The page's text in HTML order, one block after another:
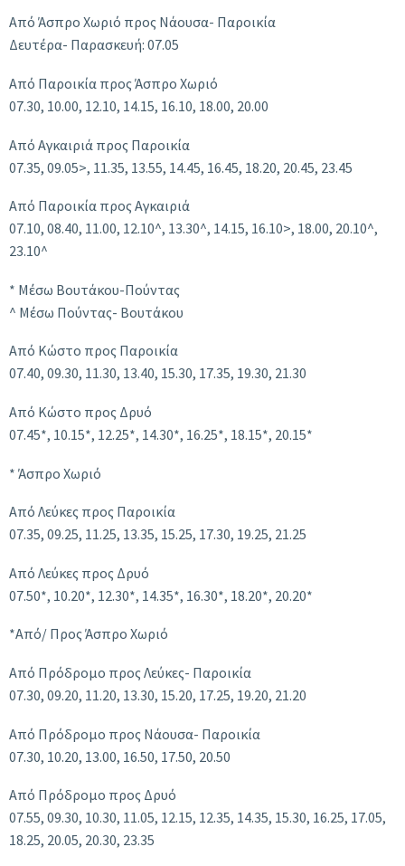
Από Άσπρο Χωριό προς Νάουσα- Παροικία
Δευτέρα- Παρασκευή: 07.05
Από Παροικία προς Άσπρο Χωριό
07.30, 10.00, 12.10, 14.15, 16.10, 18.00, 20.00
Από Αγκαιριά προς Παροικία
07.35, 09.05>, 11.35, 13.55, 14.45, 16.45, 18.20, 20.45, 23.45
Από Παροικία προς Αγκαιριά
07.10, 08.40, 11.00, 12.10^, 13.30^, 14.15, 16.10>, 18.00, 20.10^,
23.10^
* Mέσω Βουτάκου-Πούντας
^ Mέσω Πούντας- Βουτάκου
Από Κώστο προς Παροικία
07.40, 09.30, 11.30, 13.40, 15.30, 17.35, 19.30, 21.30
Από Κώστο προς Δρυό
07.45*, 10.15*, 12.25*, 14.30*, 16.25*, 18.15*, 20.15*
* Άσπρο Χωριό
Από Λεύκες προς Παροικία
07.35, 09.25, 11.25, 13.35, 15.25, 17.30, 19.25, 21.25
Από Λεύκες προς Δρυό
07.50*, 10.20*, 12.30*, 14.35*, 16.30*, 18.20*, 20.20*
*Από/ Προς Άσπρο Χωριό
Από Πρόδρομο προς Λεύκες- Παροικία
07.30, 09.20, 11.20, 13.30, 15.20, 17.25, 19.20, 21.20
Από Πρόδρομο προς Νάουσα- Παροικία
07.30, 10.20, 13.00, 16.50, 17.50, 20.50
Από Πρόδρομο προς Δρυό
07.55, 09.30, 10.30, 11.05, 12.15, 12.35, 14.35, 15.30, 16.25, 17.05,
18.25, 20.05, 20.30, 23.35